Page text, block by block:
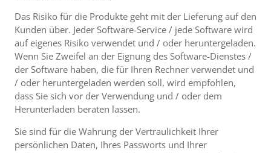
Das Risiko für die Produkte geht mit der Lieferung auf den
Kunden über. Jeder Software-Service / jede Software wird
auf eigenes Risiko verwendet und / oder heruntergeladen.
Wenn Sie Zweifel an der Eignung des Software-Dienstes /
der Software haben, die für Ihren Rechner verwendet und
/ oder heruntergeladen werden soll, wird empfohlen,
dass Sie sich vor der Verwendung und / oder dem
Herunterladen beraten lassen.
Sie sind für die Wahrung der Vertraulichkeit Ihrer
persönlichen Daten, Ihres Passworts und Ihrer